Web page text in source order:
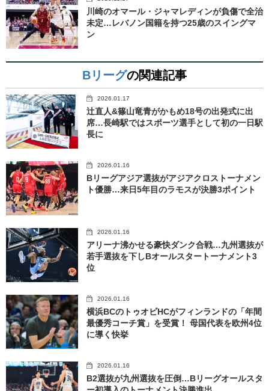
川崎のオマール・ジャマレディンが負傷で全治
未定…レバノン国籍を持つ25歳のスイングマ
ン
Bリーグの関連記事
2026.01.17
辻直人&篠山竜青がかもめ18号の出発式に出
席…長崎駅ではスポーツ選手として初の一日駅
長に
2026.01.16
Bリーグアジア選抜がアジアクロストーナメン
ト優勝…来日5年目のラモスが決勝3ポイント
2026.01.16
アリーナ沸かせる豪快ダンク合戦…九州選抜が
若手選抜を下しBオールスタートーナメント3
位
2026.01.16
横浜BCのトゥオビHCがフィンランドの「年間
最優秀コーチ賞」を受賞！ 母国代表を欧州4位
に導く快挙
2026.01.16
B2選抜が九州選抜を圧倒…Bリーグオールスタ